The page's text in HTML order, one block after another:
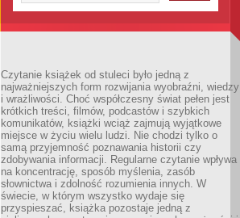
Czytanie książek od stuleci było jedną z
najważniejszych form rozwijania wyobraźni, wiedzy
i wrażliwości. Choć współczesny świat pełen jest
krótkich treści, filmów, podcastów i szybkich
komunikatów, książki wciąż zajmują wyjątkowe
miejsce w życiu wielu ludzi. Nie chodzi tylko o
samą przyjemność poznawania historii czy
zdobywania informacji. Regularne czytanie wpływa
na koncentrację, sposób myślenia, zasób
słownictwa i zdolność rozumienia innych. W
świecie, w którym wszystko wydaje się
przyspieszać, książka pozostaje jedną z